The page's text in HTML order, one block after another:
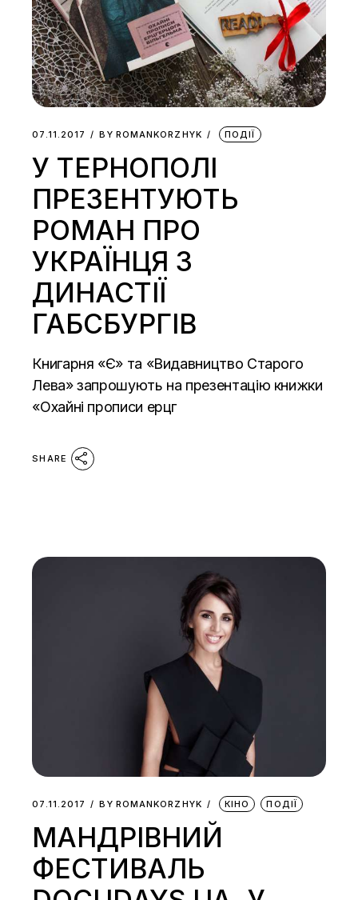
07.11.2017 BY ROMANKORZHYK ПОДІЇ
У ТЕРНОПОЛІ
ПРЕЗЕНТУЮТЬ
РОМАН ПРО
УКРАЇНЦЯ З
ДИНАСТІЇ
ГАБСБУРГІВ
Книгарня «Є» та «Видавництво Старого
Лева» запрошують на презентацію книжки
«Охайні прописи ерцг
SHARE
07.11.2017 BY ROMANKORZHYK КІНО ПОДІЇ
МАНДРІВНИЙ
ФЕСТИВАЛЬ